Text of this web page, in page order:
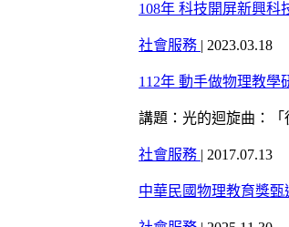
108年 科技開屏新興科
社會服務 | 2023.03.18
112年 動手做物理教學
講題：光的迴旋曲：「
社會服務 | 2017.07.13
中華民國物理教育獎甄